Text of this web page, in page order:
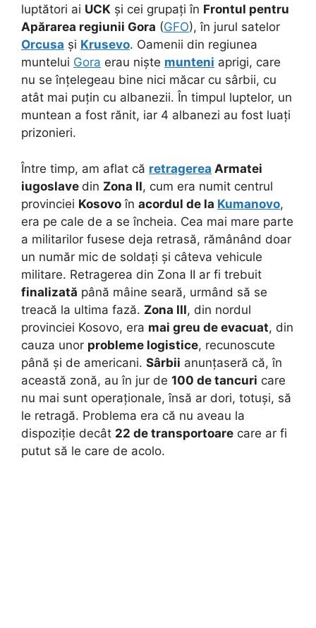
luptători ai UCK și cei grupați în Frontul pentru
Apărarea regiunii Gora (GFO), în jurul satelor
Orcusa și Krusevo. Oamenii din regiunea
muntelui Gora erau niște munteni aprigi, care
nu se înțelegeau bine nici măcar cu sârbii, cu
atât mai puțin cu albanezii. În timpul luptelor, un
muntean a fost rănit, iar 4 albanezi au fost luați
prizonieri.
Între timp, am aflat că retragerea Armatei
iugoslave din Zona II, cum era numit centrul
provinciei Kosovo în acordul de la Kumanovo,
era pe cale de a se încheia. Cea mai mare parte
a militarilor fusese deja retrasă, rămânând doar
un număr mic de soldați și câteva vehicule
militare. Retragerea din Zona II ar fi trebuit
finalizată până mâine seară, urmând să se
treacă la ultima fază. Zona III, din nordul
provinciei Kosovo, era mai greu de evacuat, din
cauza unor probleme logistice, recunoscute
până și de americani. Sârbii anunțaseră că, în
această zonă, au în jur de 100 de tancuri care
nu mai sunt operaționale, însă ar dori, totuși, să
le retragă. Problema era că nu aveau la
dispoziție decât 22 de transportoare care ar fi
putut să le care de acolo.